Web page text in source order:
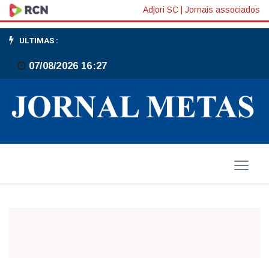
Sunbr-
revista
originalíssima,
não
tem
ipsilone
Adjori SC Jornais associados
ULTIMAS :
07/08/2026 16:27